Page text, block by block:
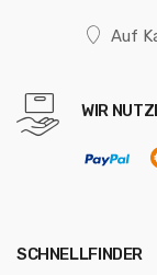
Auf
WIR
SCHNELLFINDER